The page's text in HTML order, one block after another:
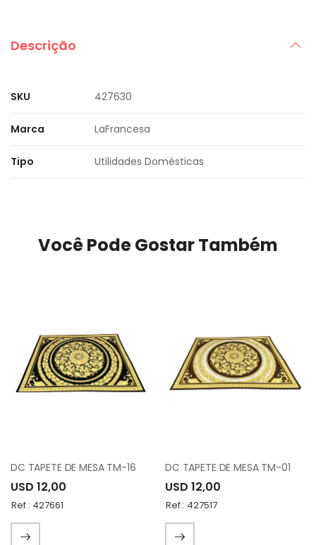
Descrição
SKU 427630
Marca LaFrancesa
Tipo Utilidades Domésticas
Você Pode Gostar Também
DC TAPETE DE MESA TM-16
USD 12,00
Ref.: 427661
DC TAPETE DE MESA TM-01
USD 12,00
Ref.: 427517